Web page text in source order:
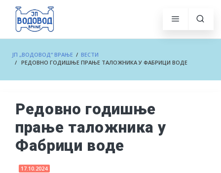
ЈП „ВОДОВОД“ ВРАЊЕ / ВЕСТИ
/ РЕДОВНО ГОДИШЊЕ ПРАЊЕ ТАЛОЖНИКА У ФАБРИЦИ ВОДЕ
Редовно годишње
прање таложника у
Фабрици воде
17.10.2024